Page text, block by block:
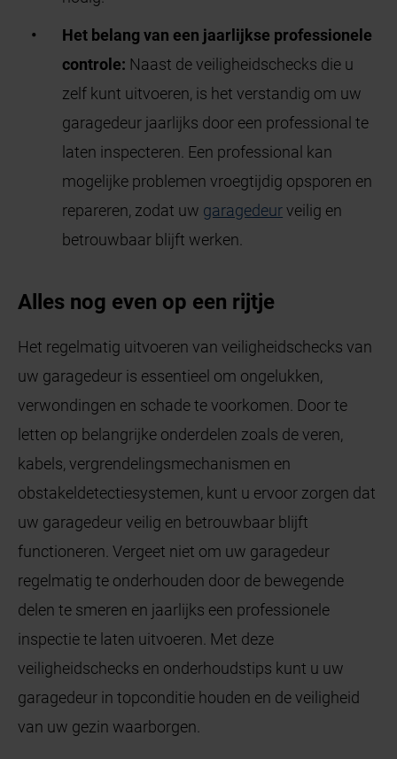
Het belang van een jaarlijkse professionele
controle: Naast de veiligheidschecks die u
zelf kunt uitvoeren, is het verstandig om uw
garagedeur jaarlijks door een professional te
laten inspecteren. Een professional kan
mogelijke problemen vroegtijdig opsporen en
repareren, zodat uw garagedeurveilig en
betrouwbaar blijft werken.
Alles nog even op een rijtje
Het regelmatig uitvoeren van veiligheidschecks van
uw garagedeur is essentieel om ongelukken,
verwondingen en schade te voorkomen. Door te
letten op belangrijke onderdelen zoals de veren,
kabels, vergrendelingsmechanismen en
obstakeldetectiesystemen, kunt u ervoor zorgen dat
uw garagedeur veilig en betrouwbaar blijft
functioneren. Vergeet niet om uw garagedeur
regelmatig te onderhouden door de bewegende
delen te smeren en jaarlijks een professionele
inspectie te laten uitvoeren. Met deze
veiligheidschecks en onderhoudstips kunt u uw
garagedeur in topconditie houden en de veiligheid
van uw gezin waarborgen.